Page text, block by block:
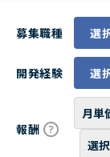
募集職種 選
開発経験 選
報酬